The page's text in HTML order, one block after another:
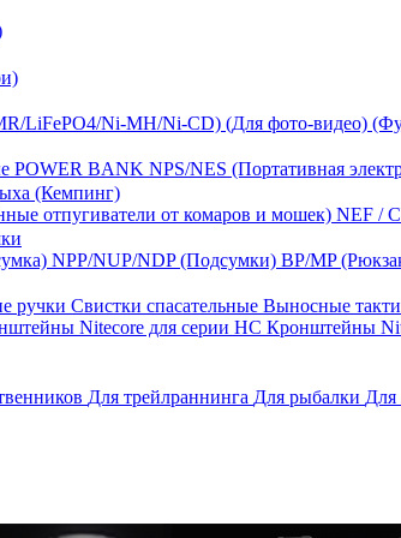
LiFePO4/Ni-MH/Ni-CD) (Для фото-видео)
POWER BANK NPS/NES (Портативная
(Кемпинг)
отпугиватели от комаров и мошек) NEF /
NPP/NUP/NDP (Подсумки) BP/MP
ручки Свистки спасательные Выносные
Nitecore для серии HС Кронштейны
Для трейлраннинга Для рыбалки Для